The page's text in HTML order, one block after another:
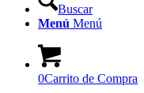
Buscar
Menú Menú
0Carrito de Compra